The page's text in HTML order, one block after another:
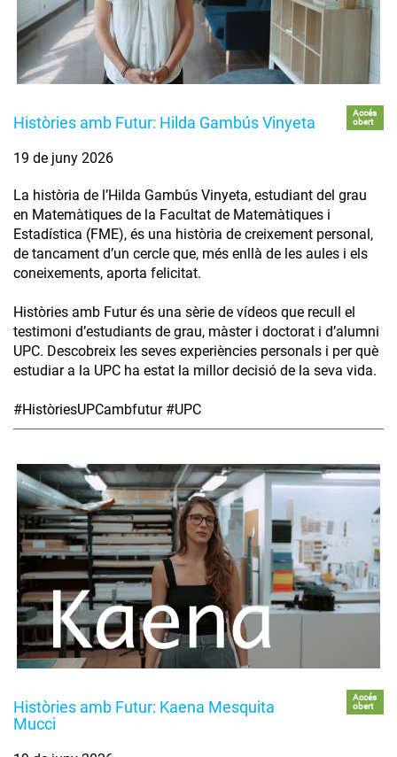
Històries amb Futur: Hilda Gambús Vinyeta
Accés
obert
19 de juny 2026
La història de l’Hilda Gambús Vinyeta, estudiant del grau
en Matemàtiques de la Facultat de Matemàtiques i
Estadística (FME), és una història de creixement personal,
de tancament d’un cercle que, més enllà de les aules i els
coneixements, aporta felicitat.
Històries amb Futur és una sèrie de vídeos que recull el
testimoni d’estudiants de grau, màster i doctorat i d’alumni
UPC. Descobreix les seves experiències personals i per què
estudiar a la UPC ha estat la millor decisió de la seva vida.
#HistòriesUPCambfutur #UPC
Històries amb Futur: Kaena Mesquita
Mucci
Accés
obert